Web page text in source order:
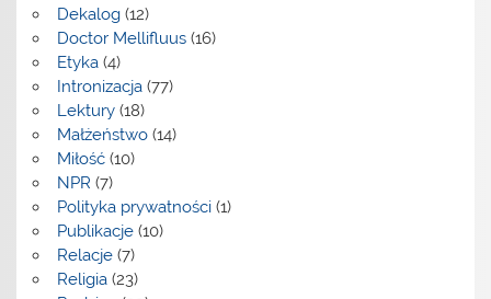
Dekalog(12)
Doctor Mellifluus(16)
Etyka(4)
Intronizacja(77)
Lektury(18)
Małżeństwo(14)
Miłość(10)
NPR (7)
Polityka prywatności(1)
Publikacje(10)
Relacje(7)
Religia(23)